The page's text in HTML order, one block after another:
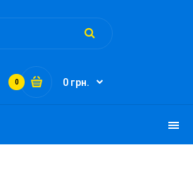
0 0 грн.